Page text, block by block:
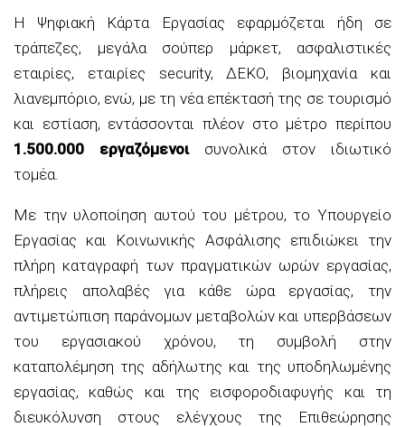
Η Ψηφιακή Κάρτα Εργασίας εφαρμόζεται ήδη σε
τράπεζες, μεγάλα σούπερ μάρκετ, ασφαλιστικές
εταιρίες, εταιρίες security, ΔΕΚΟ, βιομηχανία και
λιανεμπόριο, ενώ, με τη νέα επέκτασή της σε τουρισμό
και εστίαση, εντάσσονται πλέον στο μέτρο περίπου
1.500.000 εργαζόμενοι συνολικά στον ιδιωτικό
τομέα.
Με την υλοποίηση αυτού του μέτρου, το Υπουργείο
Εργασίας και Κοινωνικής Ασφάλισης επιδιώκει την
πλήρη καταγραφή των πραγματικών ωρών εργασίας,
πλήρεις απολαβές για κάθε ώρα εργασίας, την
αντιμετώπιση παράνομων μεταβολών και υπερβάσεων
του εργασιακού χρόνου, τη συμβολή στην
καταπολέμηση της αδήλωτης και της υποδηλωμένης
εργασίας, καθώς και της εισφοροδιαφυγής και τη
διευκόλυνση στους ελέγχους της Επιθεώρησης